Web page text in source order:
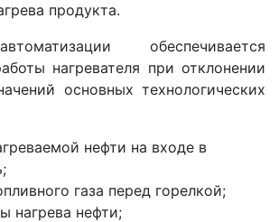
продукта.
обеспечивается
нагревателя при отклонении
основных технологических
нефти на входе в
газа перед горелкой;
нагрева нефти;